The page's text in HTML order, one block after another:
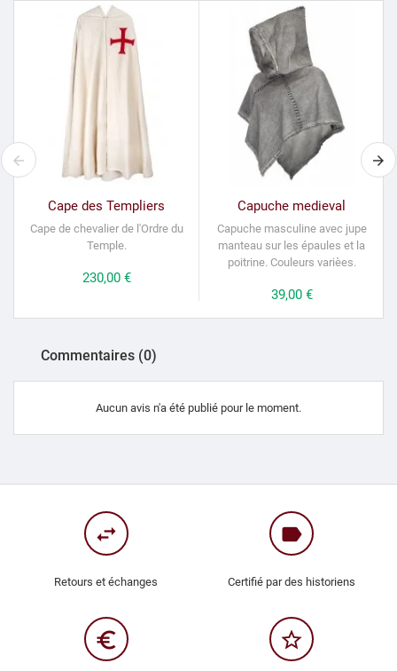
Cape des Templiers
Cape de chevalier de l'Ordre du
Temple.
Prix
230,00 €
Capuche medieval
Capuche masculine avec jupe
manteau sur les épaules et la
poitrine. Couleurs varièes.
Prix
39,00 €
Commentaires (0)
Aucun avis n'a été publié pour le moment.
swap_horiz
Retours et échanges
label
Certifié par des historiens
euro_symbol star_border